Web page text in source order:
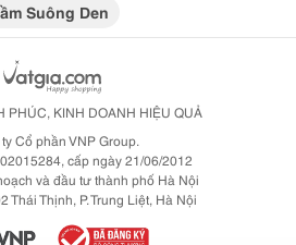
Suông Den
PHÚC, KINH DOANH HIỆU QUẢ
Cổ phần VNP Group.
cấp ngày 21/06/2012
và đầu tư thành phố Hà Nội
Thái Thịnh, P. Trung Liệt, Hà Nội